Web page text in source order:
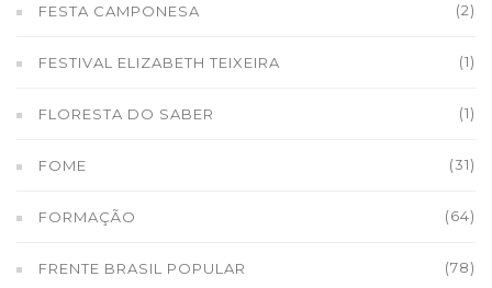
FESTA CAMPONESA (2)
FESTIVAL ELIZABETH TEIXEIRA (1)
FLORESTA DO SABER (1)
FOME (31)
FORMAÇÃO (64)
FRENTE BRASIL POPULAR (78)